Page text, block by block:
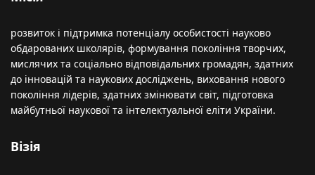
розвиток і підтримка потенціалу особистості науково
обдарованих школярів, формування покоління творчих,
мислячих та соціально відповідальних громадян, здатних
до інновацій та наукових досліджень, виховання нового
покоління лідерів, здатних змінювати світ, підготовка
майбутньої наукової та інтелектуальної еліти України.
Візія